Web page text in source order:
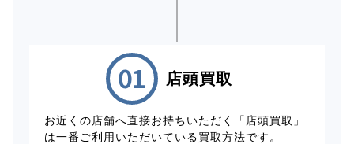
店頭買取
お近くの店舗へ直接お持ちいただく「店頭買取」
は一番ご利用いただいている買取方法です。